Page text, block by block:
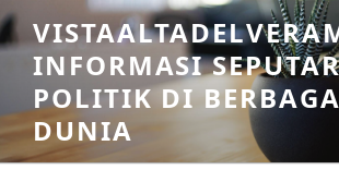
Skip
to
contentINFORMASI
POLITIK DI
DUNIA